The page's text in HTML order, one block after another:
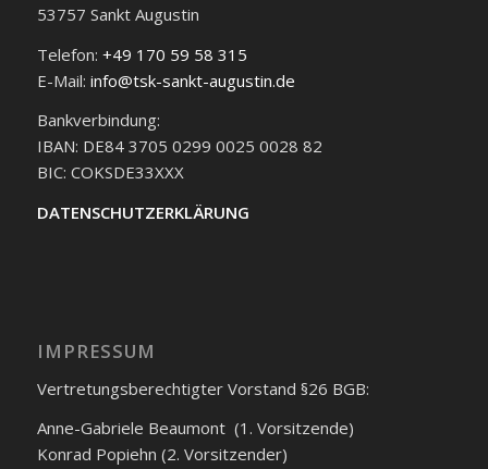
53757 Sankt Augustin
Telefon: +49 170 59 58 315
E-Mail: info@tsk-sankt-augustin.de
Bankverbindung:
IBAN: DE84 3705 0299 0025 0028 82
BIC: COKSDE33XXX
DATENSCHUTZERKLÄRUNG
IMPRESSUM
Vertretungsberechtigter Vorstand §26 BGB:
Anne-Gabriele Beaumont (1. Vorsitzende)
Konrad Popiehn (2. Vorsitzender)